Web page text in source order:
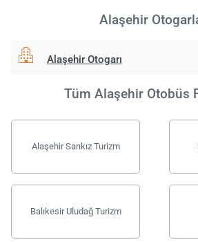
Alaşehir
Alaşehir Otogarı
Tüm Alaşehir Otobüs
Alaşehir Sarıkız Turizm
Balıkesir Uludağ Turizm